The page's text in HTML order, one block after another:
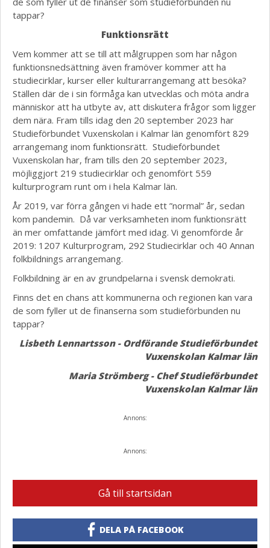
tappar?
Funktionsrätt
Vem kommer att se till att målgruppen som har någon
funktionsnedsättning även framöver kommer att ha
studiecirklar, kurser eller kulturarrangemang att besöka?
Ställen där de i sin förmåga kan utvecklas och möta andra
människor att ha utbyte av, att diskutera frågor som ligger
dem nära. Fram tills idag den 20 september 2023 har
Studieförbundet Vuxenskolan i Kalmar län genomfört 829
arrangemang inom funktionsrätt. Studieförbundet
Vuxenskolan har, fram tills den 20 september 2023,
möjliggjort 219 studiecirklar och genomfört 559
kulturprogram runt om i hela Kalmar län.
År 2019, var förra gången vi hade ett ”normal” år, sedan
kom pandemin. Då var verksamheten inom funktionsrätt
än mer omfattande jämfört med idag. Vi genomförde år
2019: 1207 Kulturprogram, 292 Studiecirklar och 40 Annan
folkbildnings arrangemang.
Folkbildning är en av grundpelarna i svensk demokrati.
Finns det en chans att kommunerna och regionen kan vara
de som fyller ut de finanserna som studieförbunden nu
tappar?
Lisbeth Lennartsson - Ordförande Studieförbundet
Vuxenskolan Kalmar län
Maria Strömberg - Chef Studieförbundet
Vuxenskolan Kalmar län
Annons:
Annons:
Gå till startsidan
DELA PÅ FACEBOOK